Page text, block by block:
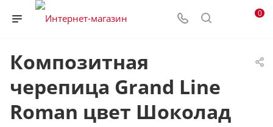
0
Композитная
черепица Grand Line
Roman цвет Шоколад